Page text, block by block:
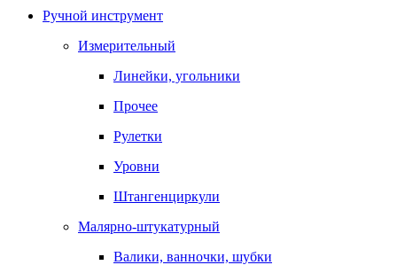
Ручной инструмент
Измерительный
Линейки, угольники
Прочее
Рулетки
Уровни
Штангенциркули
Малярно-штукатурный
Валики, ванночки, шубки